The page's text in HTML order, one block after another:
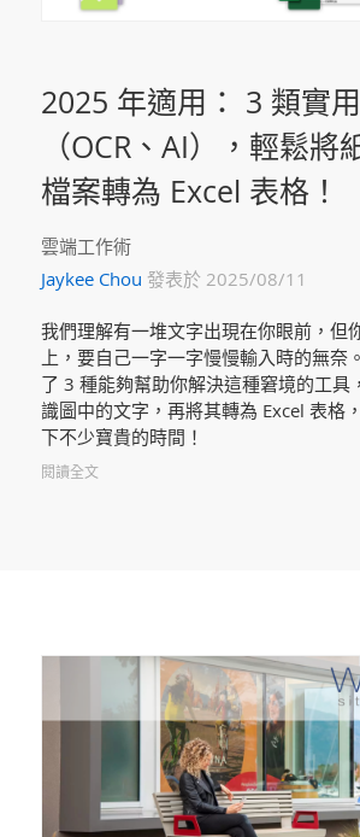
2025 年適用： 3 類實
（OCR、AI），輕鬆將
檔案轉為 Excel 表格！
雲端工作術
Jaykee Chou 發表於 2025/08/11
我們理解有一堆文字出現在你眼前，但
上，要自己一字一字慢慢輸入時的無奈
了 3 種能夠幫助你解決這種窘境的工具
識圖中的文字，再將其轉為 Excel 表格
下不少寶貴的時間！
閱讀全文